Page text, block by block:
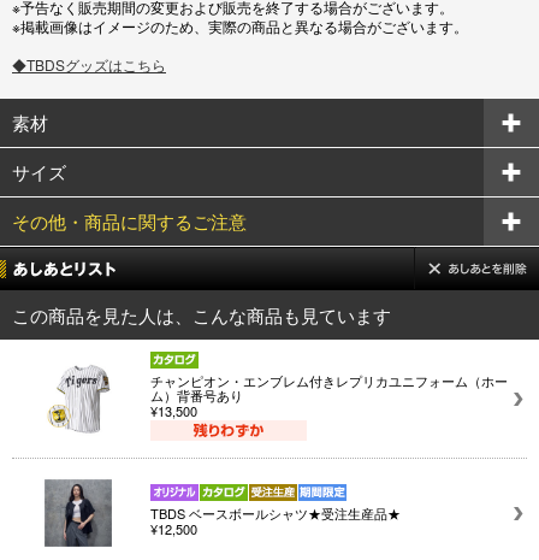
※予告なく販売期間の変更および販売を終了する場合がございます。
※掲載画像はイメージのため、実際の商品と異なる場合がございます。
◆TBDSグッズはこちら
素材
サイズ
その他・商品に関するご注意
この商品を見た人は、こんな商品も見ています
チャンピオン・エンブレム付きレプリカユニフォーム（ホー
ム）背番号あり
¥13,500
TBDS ベースボールシャツ★受注生産品★
¥12,500